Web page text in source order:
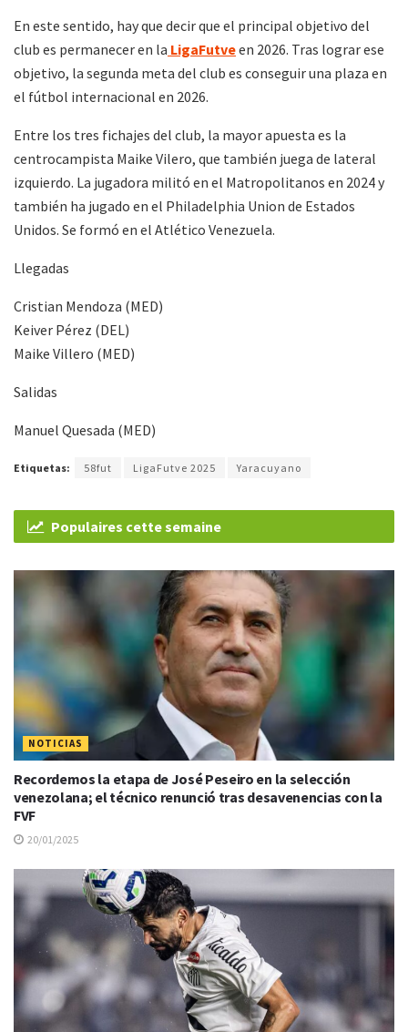
En este sentido, hay que decir que el principal objetivo del
club es permanecer en la LigaFutveen 2026. Tras lograr ese
objetivo, la segunda meta del club es conseguir una plaza en
el fútbol internacional en 2026.
Entre los tres fichajes del club, la mayor apuesta es la
centrocampista Maike Vilero, que también juega de lateral
izquierdo. La jugadora militó en el Matropolitanos en 2024 y
también ha jugado en el Philadelphia Union de Estados
Unidos. Se formó en el Atlético Venezuela.
Llegadas
Cristian Mendoza (MED)
Keiver Pérez (DEL)
Maike Villero (MED)
Salidas
Manuel Quesada (MED)
Etiquetas: 58fut LigaFutve 2025 Yaracuyano
Populaires cette semaine
NOTICIAS
Recordemos la etapa de José Peseiro en la selección
venezolana; el técnico renunció tras desavenencias con la
FVF
20/01/2025